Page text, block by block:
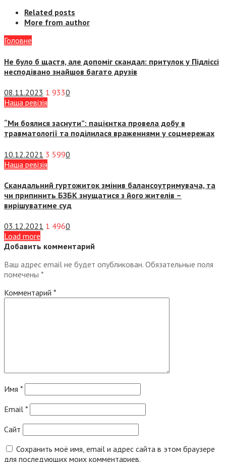
Related posts
More from author
Головне
Не було б щастя, але допоміг скандал: притулок у Підліссі
несподівано знайшов багато друзів
08.11.2023 1 9330
Наша ревізія
“Ми боялися заснути”: пацієнтка провела добу в
травматології та поділилася враженнями у соцмережах
10.12.2021 3 5990
Наша ревізія
Скандальний гуртожиток змінив балансоутримувача, та
чи припинить БЗБК знущатися з його жителів –
вирішуватиме суд
03.12.2021 1 4960
Load more
Добавить комментарий
Ваш адрес email не будет опубликован. Обязательные поля
помечены *
Комментарий *
Имя *
Email *
Сайт
Сохранить моё имя, email и адрес сайта в этом браузере
для последующих моих комментариев.